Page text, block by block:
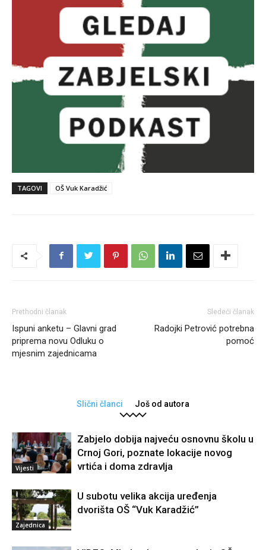
TAGOVI OŠ Vuk Karadžić
Prethodni članak
Ispuni anketu – Glavni grad
priprema novu Odluku o
mjesnim zajednicama
Sledeći članak
Radojki Petrović potrebna
pomoć
Slični članci Još od autora
Vijesti
Zabjelo dobija najveću osnovnu školu u
Crnoj Gori, poznate lokacije novog
vrtića i doma zdravlja
Zajednica
U subotu velika akcija uređenja
dvorišta OŠ “Vuk Karadžić”